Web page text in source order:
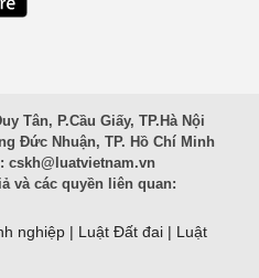
Tân, P.Cầu Giấy, TP.Hà Nội
Đức Nhuận, TP. Hồ Chí Minh
cskh@luatvietnam.vn
và các quyền liên quan:
nghiệp | Luật Đất đai | Luật